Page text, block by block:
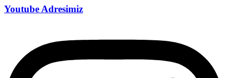
Youtube Adresimiz